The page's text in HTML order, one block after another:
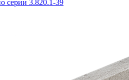
серии 3.820.1-39